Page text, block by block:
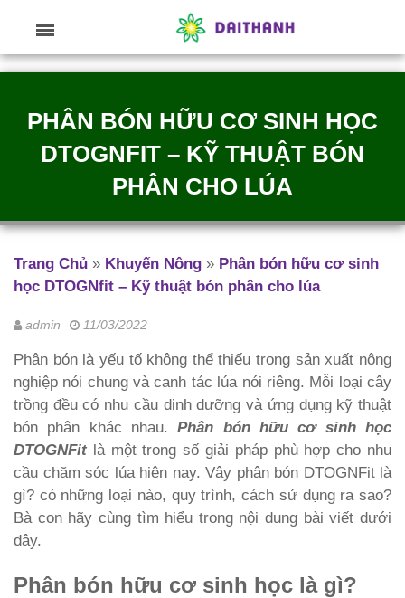
PHÂN BÓN HỮU CƠ SINH HỌC
DTOGNFIT – KỸ THUẬT BÓN
PHÂN CHO LÚA
Trang Chủ » Khuyến Nông » Phân bón hữu cơ sinh
học DTOGNfit – Kỹ thuật bón phân cho lúa
admin 11/03/2022
Phân bón là yếu tố không thể thiếu trong sản xuất nông
nghiệp nói chung và canh tác lúa nói riêng. Mỗi loại cây
trồng đều có nhu cầu dinh dưỡng và ứng dụng kỹ thuật
bón phân khác nhau.Phân bón hữu cơ sinh học
DTOGNFitlà một trong số giải pháp phù hợp cho nhu
cầu chăm sóc lúa hiện nay. Vậy phân bón DTOGNFit là
gì? có những loại nào, quy trình, cách sử dụng ra sao?
Bà con hãy cùng tìm hiểu trong nội dung bài viết dưới
đây.
Phân bón hữu cơ sinh học là gì?